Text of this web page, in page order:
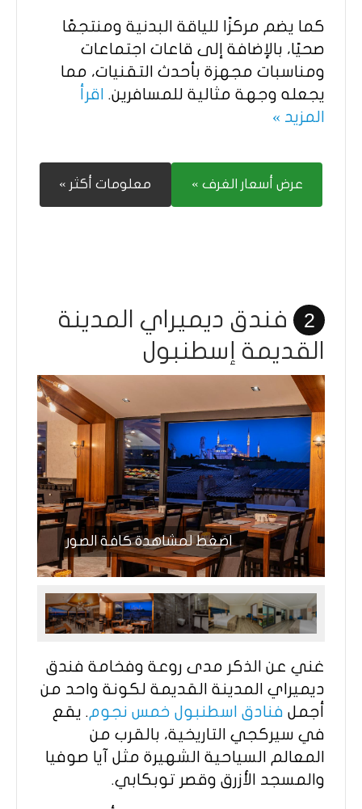
كما يضم مركزًا للياقة البدنية ومنتجعًا
صحيًا، بالإضافة إلى قاعات اجتماعات
ومناسبات مجهزة بأحدث التقنيات، مما
يجعله وجهة مثالية للمسافرين. اقرأ
المزيد »
عرض أسعار الغرف » معلومات أكثر »
2
فندق ديميراي المدينة
القديمة إسطنبول
اضغط لمشاهدة كافة الصور
غني عن الذكر مدى روعة وفخامة فندق
ديميراي المدينة القديمة لكونة واحد من
أجمل فنادق اسطنبول خمس نجوم. يقع
في سيركجي التاريخية، بالقرب من
المعالم السياحية الشهيرة مثل آيا صوفيا
والمسجد الأزرق وقصر توبكابي.